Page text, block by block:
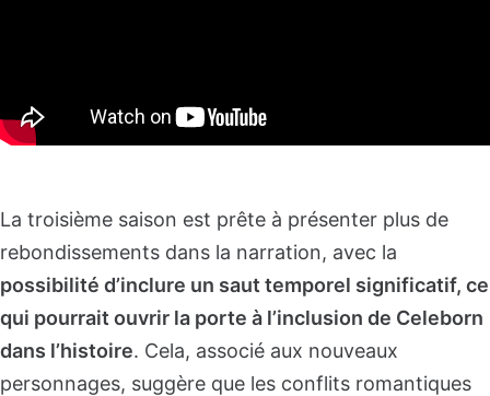
La troisième saison est prête à présenter plus de
rebondissements dans la narration, avec la
possibilité d’inclure un saut temporel significatif, ce
qui pourrait ouvrir la porte à l’inclusion de Celeborn
dans l’histoire. Cela, associé aux nouveaux
personnages, suggère que les conflits romantiques